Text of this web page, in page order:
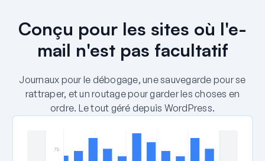
Conçu pour les sites où l'e-
mail n'est pas facultatif
Journaux pour le débogage, une sauvegarde pour se
rattraper, et un routage pour garder les choses en
ordre. Le tout géré depuis WordPress.